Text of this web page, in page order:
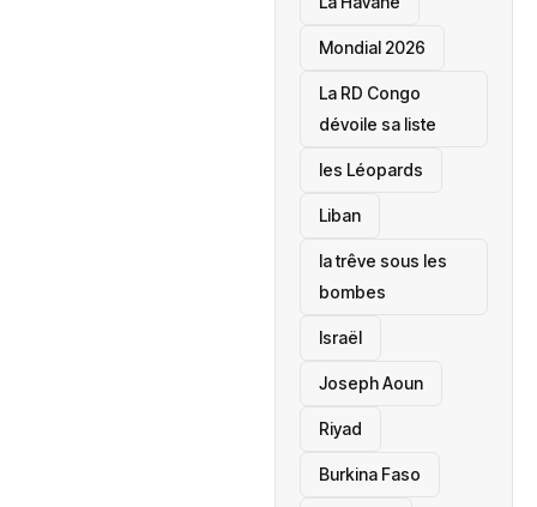
Mondial 2026
La RD Congo
dévoile sa liste
les Léopards
‎Liban
la trêve sous les
bombes
Israël
Joseph Aoun
Riyad
Burkina Faso